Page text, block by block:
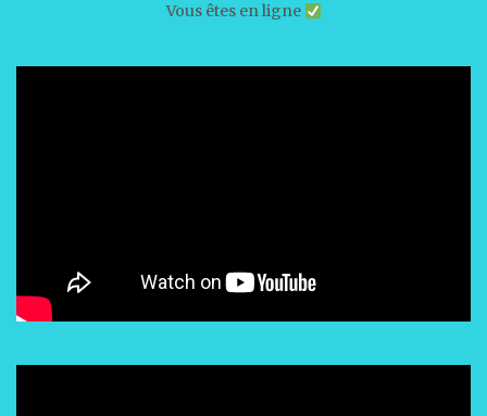
Vous êtes en ligne